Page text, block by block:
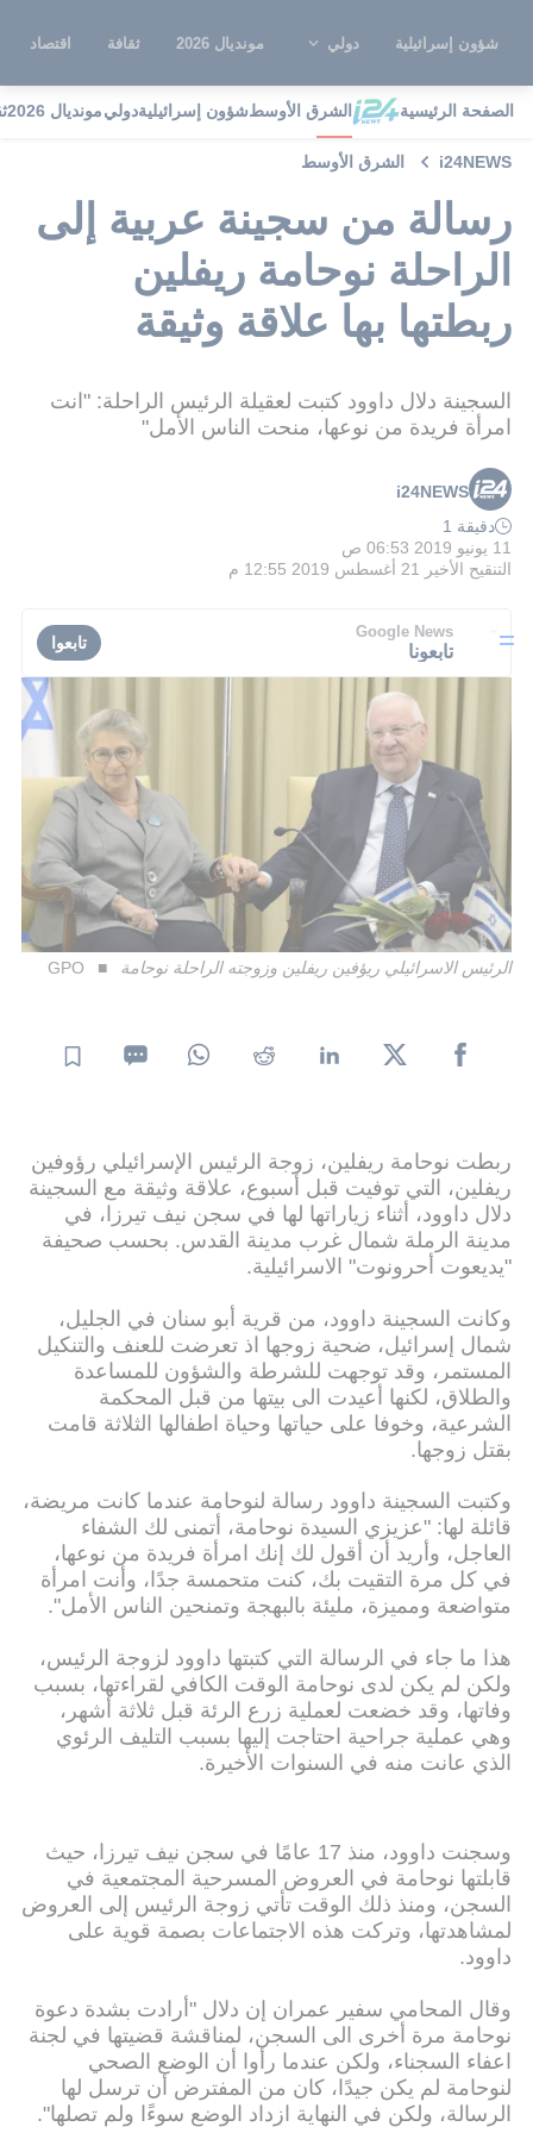
شؤون إسرائيلية دولي مونديال 2026 ثقافة اقتصاد
الصفحة الرئيسية الشرق الأوسطشؤون إسرائيليةدوليمونديال 2026
i24NEWS الشرق الأوسط
رسالة من سجينة عربية إلى
الراحلة نوحامة ريفلين
ربطتها بها علاقة وثيقة
السجينة دلال داوود كتبت لعقيلة الرئيس الراحلة: "انت
امرأة فريدة من نوعها، منحت الناس الأمل"
i24NEWS
دقيقة 1
11 يونيو 2019 06:53 ص
التنقيح الأخير
21 أغسطس 2019 12:55 م
Google News
تابعونا تابعوا
الرئيس الاسرائيلي ريؤفين ريفلين وزوجته الراحلة نوحامة GPO
ربطت نوحامة ريفلين، زوجة الرئيس الإسرائيلي رؤوفين
ريفلين، التي توفيت قبل أسبوع، علاقة وثيقة مع السجينة
دلال داوود، أثناء زياراتها لها في سجن نيف تيرزا، في
مدينة الرملة شمال غرب مدينة القدس. بحسب صحيفة
"يديعوت أحرونوت" الاسرائيلية.
وكانت السجينة داوود، من قرية أبو سنان في الجليل،
شمال إسرائيل، ضحية زوجها اذ تعرضت للعنف والتنكيل
المستمر، وقد توجهت للشرطة والشؤون للمساعدة
والطلاق، لكنها أعيدت الى بيتها من قبل المحكمة
الشرعية، وخوفا على حياتها وحياة اطفالها الثلاثة قامت
بقتل زوجها.
وكتبت السجينة داوود رسالة لنوحامة عندما كانت مريضة،
قائلة لها: "عزيزي السيدة نوحامة، أتمنى لك الشفاء
العاجل، وأريد أن أقول لك إنك امرأة فريدة من نوعها،
في كل مرة التقيت بك، كنت متحمسة جدًا، وأنت امرأة
متواضعة ومميزة، مليئة بالبهجة وتمنحين الناس الأمل".
هذا ما جاء في الرسالة التي كتبتها داوود لزوجة الرئيس،
ولكن لم يكن لدى نوحامة الوقت الكافي لقراءتها، بسبب
وفاتها، وقد خضعت لعملية زرع الرئة قبل ثلاثة أشهر،
وهي عملية جراحية احتاجت إليها بسبب التليف الرئوي
الذي عانت منه في السنوات الأخيرة.
وسجنت داوود، منذ 17 عامًا في سجن نيف تيرزا، حيث
قابلتها نوحامة في العروض المسرحية المجتمعية في
السجن، ومنذ ذلك الوقت تأتي زوجة الرئيس إلى العروض
لمشاهدتها، وتركت هذه الاجتماعات بصمة قوية على
داوود.
وقال المحامي سفير عمران إن دلال "أرادت بشدة دعوة
نوحامة مرة أخرى الى السجن، لمناقشة قضيتها في لجنة
اعفاء السجناء، ولكن عندما رأوا أن الوضع الصحي
لنوحامة لم يكن جيدًا، كان من المفترض أن ترسل لها
الرسالة، ولكن في النهاية ازداد الوضع سوءًا ولم تصلها".